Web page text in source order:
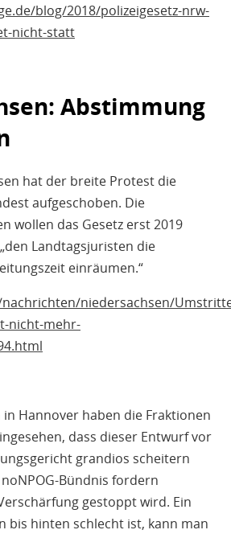
blog/2018/polizeigesetz-nrw-
nicht-statt
Abstimmung
hat der breite Protest die
aufgeschoben. Die
wollen das Gesetz erst 2019
Landtagsjuristen die
einräumen.“
niedersachsen/
nicht-mehr-
Hannover haben die Fraktionen
dass dieser Entwurf vor
grandios scheitern
Bündnis fordern
gestoppt wird. Ein
bis hinten schlecht ist, kann man